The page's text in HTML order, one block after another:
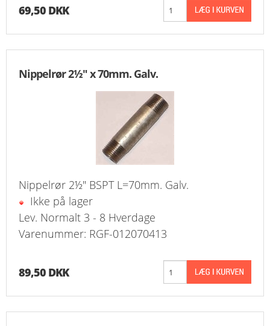
FAQ
KUNDECENTER
LOG UD
69,50 DKK
Nippelrør 2½" x 70mm. Galv.
Nippelrør 2½" BSPT L=70mm. Galv.
Ikke på lager
Lev. Normalt 3 - 8 Hverdage
Varenummer: RGF-012070413
89,50 DKK